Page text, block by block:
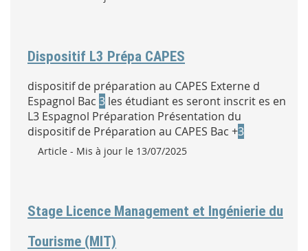
Dispositif L3 Prépa CAPES
dispositif de préparation au CAPES Externe d
Espagnol Bac 3 les étudiant es seront inscrit es en
L3 Espagnol Préparation Présentation du
dispositif de Préparation au CAPES Bac +3
Type :
Article - Mis à jour le 13/07/2025
Stage Licence Management et Ingénierie du
Tourisme (MIT)